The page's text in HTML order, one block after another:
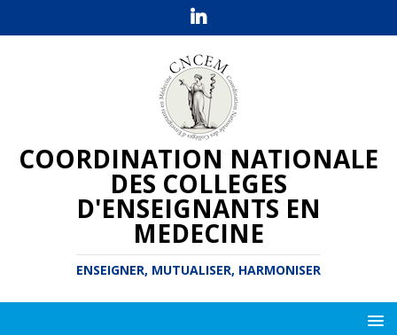
COORDINATION NATIONALE
DES COLLEGES
D'ENSEIGNANTS EN
MEDECINE
ENSEIGNER, MUTUALISER, HARMONISER